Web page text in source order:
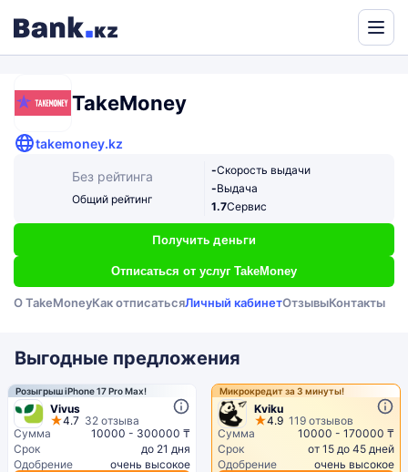
TakeMoney
takemoney.kz
Без рейтинга
Общий рейтинг
-Скорость выдачи
-Выдача
1.7Сервис
Получить деньги
Отписаться от услуг TakeMoney
О TakeMoneyКак отписатьсяЛичный кабинетОтзывыКонтакты
Выгодные предложения
Розыгрыш iPhone 17 Pro Max!
Vivus
4.7 32 отзыва
Сумма
10000 - 300000 ₸
Срок
до 21 дня
Одобрение
очень высокое
Микрокредит за 3 минуты!
Kviku
4.9 119 отзывов
Сумма
10000 - 170000 ₸
Срок
от 15 до 45 дней
Одобрение
очень высокое